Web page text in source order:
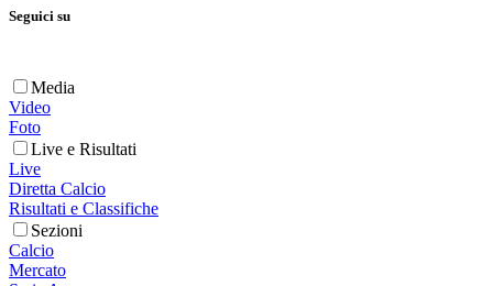
Seguici su
Media
Video
Foto
Live e Risultati
Live
Diretta Calcio
Risultati e Classifiche
Sezioni
Calcio
Mercato